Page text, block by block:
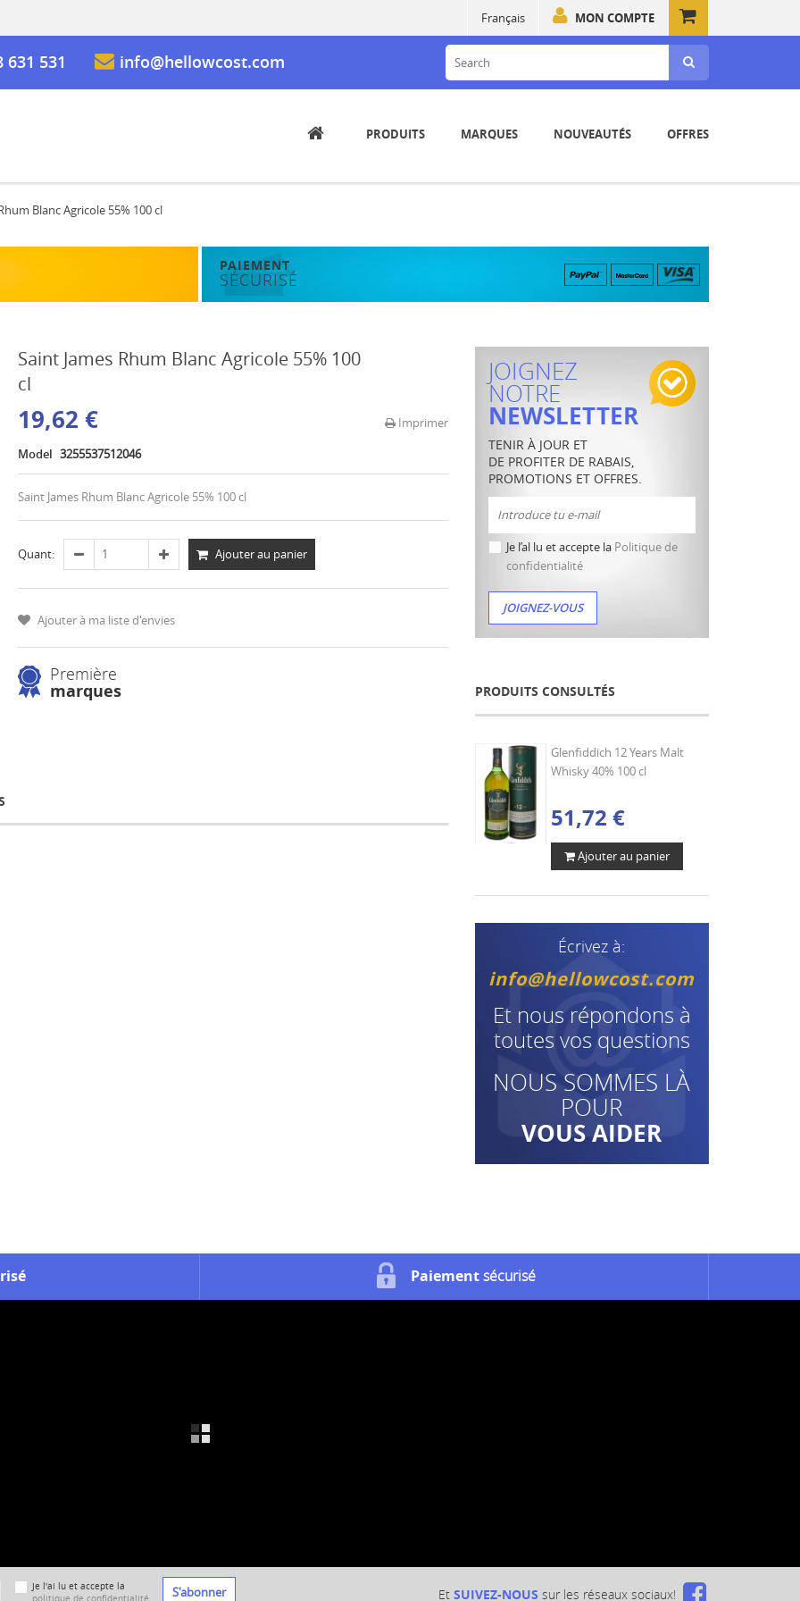
MON COMPTE
Français
631 531 info@hellowcost.com
PRODUITS MARQUES NOUVEAUTÉS OFFRES
Blanc Agricole 55% 100 cl
PAIEMENT
SÉCURISÉ
Saint James Rhum Blanc Agricole 55% 100
cl
Imprimer
19,62 €
Model 3255537512046
Saint James Rhum Blanc Agricole 55% 100 cl
Quant: Ajouter au panier
Ajouter à ma liste d'envies
Première
marques
JOIGNEZ
NOTRE
NEWSLETTER
TENIR À JOUR ET
DE PROFITER DE RABAIS,
PROMOTIONS ET OFFRES.
Je l’al lu et accepte la Politique de
confidentialité
PRODUITS CONSULTÉS
Glenfiddich 12 Years Malt
Whisky 40% 100 cl
51,72 €
Ajouter au panier
Écrivez à:
info@hellowcost.com
Et nous répondons à
toutes vos questions
NOUS SOMMES LÀ
POUR
VOUS AIDER
Paiementsécurisé
Je l'ai lu et accepte la
S'abonner Et SUIVEZ-NOUS sur les réseaux sociaux!